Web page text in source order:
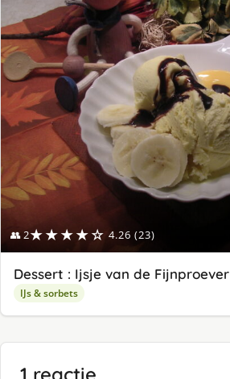
👥 2★★★★☆ 4.26 (23)
Dessert : Ijsje van de Fijnproever
IJs & sorbets
1 reactie